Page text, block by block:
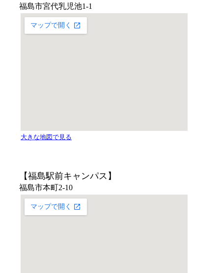
【福島駅前キャンパス】